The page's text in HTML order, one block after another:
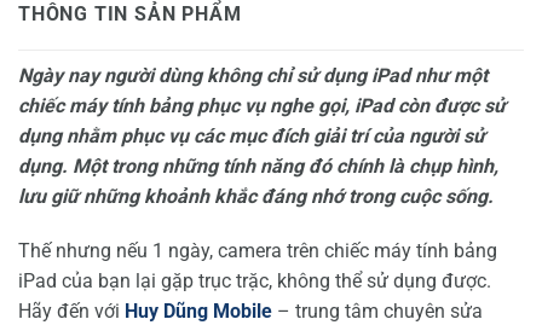
THÔNG TIN SẢN PHẨM
Ngày nay người dùng không chỉsửdụng iPad nhưmột
chiếc máy tính bảngphục vụnghe gọi, iPad còn được sử
dụng nhằm phục vụcác mục đích giải trí của người sử
dụng. Một trong những tính năng đó chính là chụp hình,
lưu giữnhững khoảnh khắc đáng nhớtrong cuộc sống.
Thế nhưng nếu 1 ngày, camera trên chiếc máy tính bảng
iPad của bạn lại gặp trục trặc, không thể sử dụng được.
Hãy đến với Huy Dũng Mobile – trung tâm chuyên sửa